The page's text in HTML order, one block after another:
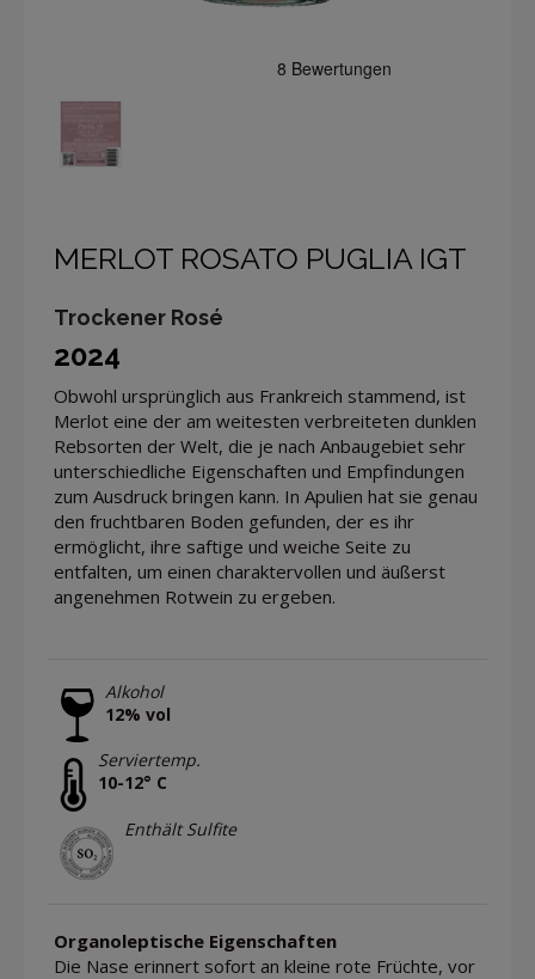
MERLOT ROSATO PUGLIA IGT
Trockener Rosé
2024
Obwohl ursprünglich aus Frankreich stammend, ist
Merlot eine der am weitesten verbreiteten dunklen
Rebsorten der Welt, die je nach Anbaugebiet sehr
unterschiedliche Eigenschaften und Empfindungen
zum Ausdruck bringen kann. In Apulien hat sie genau
den fruchtbaren Boden gefunden, der es ihr
ermöglicht, ihre saftige und weiche Seite zu
entfalten, um einen charaktervollen und äußerst
angenehmen Rotwein zu ergeben.
Alkohol
12% vol
Serviertemp.
10-12° C
Enthält Sulfite
Organoleptische Eigenschaften
Die Nase erinnert sofort an kleine rote Früchte, vor